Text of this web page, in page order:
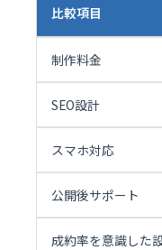
比較項目
制作料金
SEO設計
スマホ対応
公開後サポート
成約率を意識した